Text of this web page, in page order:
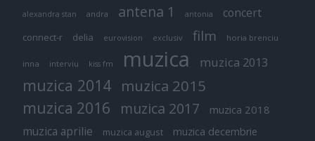
alexandra stan andra antena 1 antonia concert
connect-r delia eurovision exclusiv film horia brenciu
inna interviu kiss fm muzica muzica 2013
muzica 2014 muzica 2015
muzica 2016 muzica 2017 muzica 2018
muzica aprilie muzica august muzica decembrie